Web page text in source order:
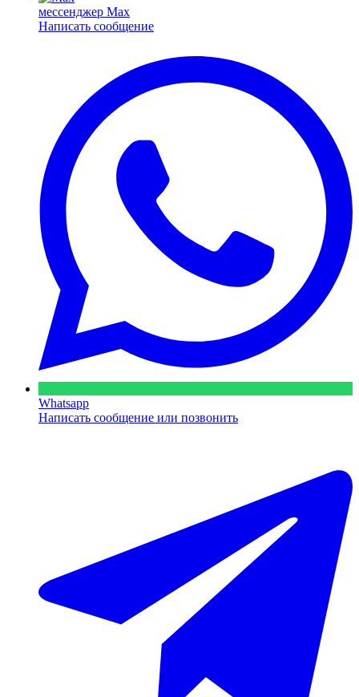
мессенджер Max
Написать сообщение
Whatsapp
Написать сообщение или позвонить